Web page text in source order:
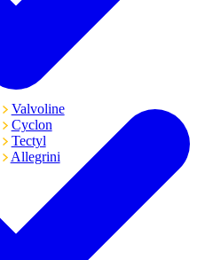
Valvoline
Cyclon
Tectyl
Allegrini